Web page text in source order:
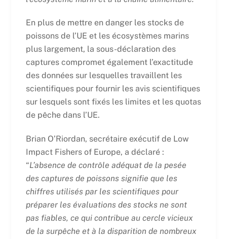
En plus de mettre en danger les stocks de
poissons de l’UE et les écosystèmes marins
plus largement, la sous-déclaration des
captures compromet également l’exactitude
des données sur lesquelles travaillent les
scientifiques pour fournir les avis scientifiques
sur lesquels sont fixés les limites et les quotas
de pêche dans l’UE.
Brian O’Riordan, secrétaire exécutif de Low
Impact Fishers of Europe, a déclaré :
“L’absence de contrôle adéquat de la pesée
des captures de poissons signifie que les
chiffres utilisés par les scientifiques pour
préparer les évaluations des stocks ne sont
pas fiables, ce qui contribue au cercle vicieux
de la surpêche et à la disparition de nombreux